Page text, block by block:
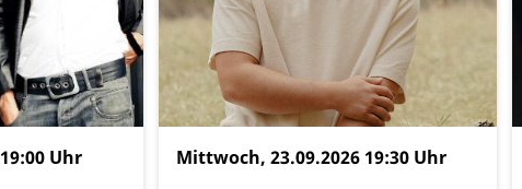
19:00 Uhr Mittwoch, 23.09.2026 19:30 Uhr